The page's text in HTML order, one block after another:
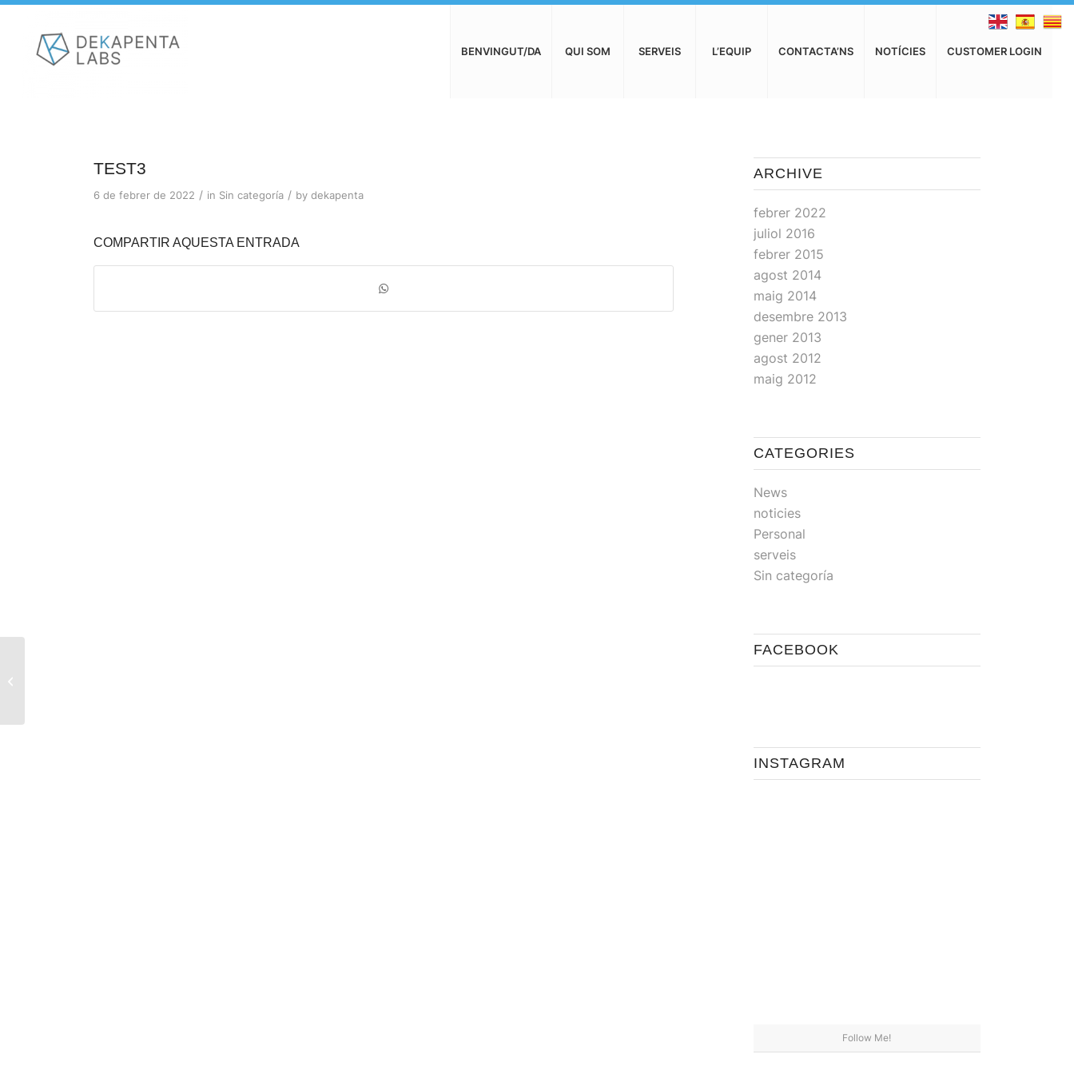
BENVINGUT/DA QUI SOM SERVEIS L’EQUIP CONTACTA’NS NOTÍCIES CUSTOMER LOGIN
TEST3
6 de febrer de 2022 / in Sin categoría / bydekapenta
COMPARTIR AQUESTA ENTRADA
ARCHIVE
febrer 2022
juliol 2016
febrer 2015
agost 2014
maig 2014
desembre 2013
gener 2013
agost 2012
maig 2012
CATEGORIES
News
noticies
Personal
serveis
Sin categoría
FACEBOOK
INSTAGRAM
Follow Me!